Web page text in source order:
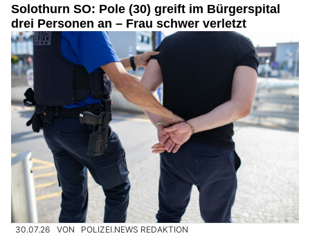
Solothurn SO: Pole (30) greift im Bürgerspital
drei Personen an – Frau schwer verletzt
30.07.26 VON POLIZEI.NEWS REDAKTION